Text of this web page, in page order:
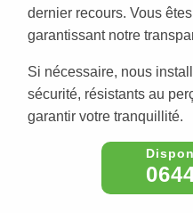
dernier recours. Vous
garantissant notre
Si nécessaire, nous
sécurité, résistants au
garantir votre tranquillité.